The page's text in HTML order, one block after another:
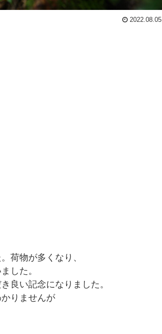
2022.08.05
荷物が多くなり、
した。
良い記念になりました。
りませんが